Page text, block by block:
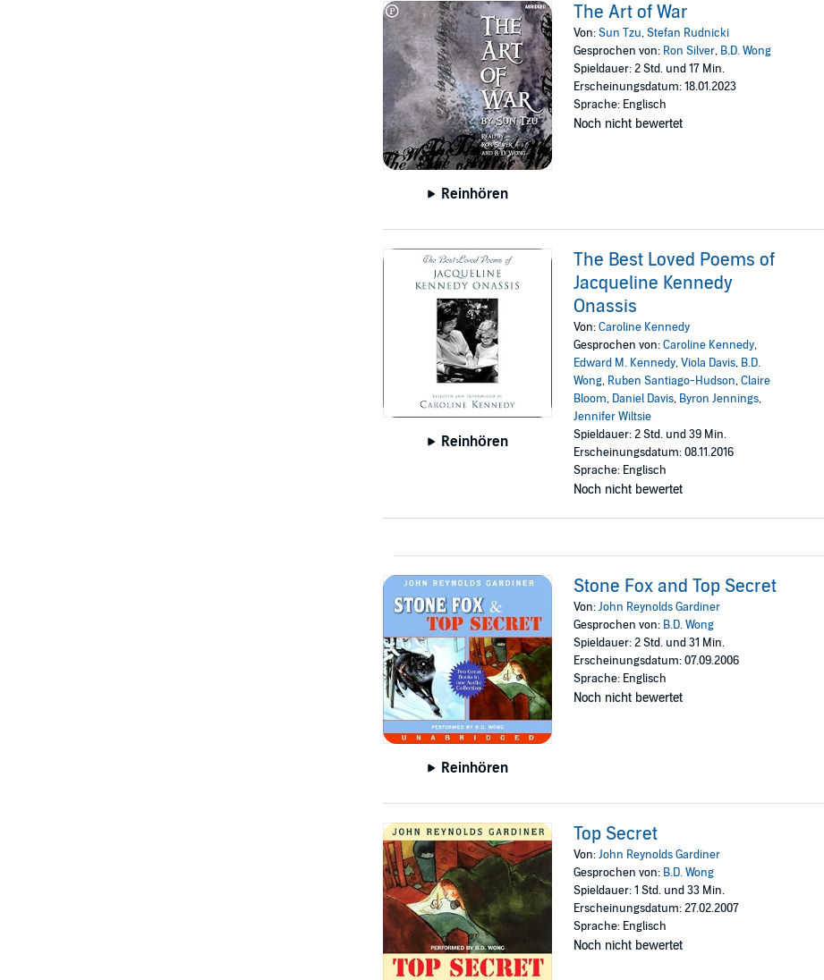
Reinhören
The Art of War
Von:Sun Tzu,Stefan Rudnicki
Gesprochen von: Ron Silver, B.D. Wong
Spieldauer: 2 Std. und 17 Min.
Erscheinungsdatum: 18.01.2023
Sprache: Englisch
Noch nicht bewertet
Reinhören
The Best Loved Poems of
Jacqueline Kennedy
Onassis
Von:Caroline Kennedy
Gesprochen von:Caroline Kennedy,
Edward M. Kennedy,Viola Davis, B.D.
Wong, Ruben Santiago-Hudson,Claire
Bloom, Daniel Davis, Byron Jennings,
Jennifer Wiltsie
Spieldauer: 2 Std. und 39 Min.
Erscheinungsdatum: 08.11.2016
Sprache: Englisch
Noch nicht bewertet
Reinhören
Stone Fox and Top Secret
Von:John Reynolds Gardiner
Gesprochen von: B.D. Wong
Spieldauer: 2 Std. und 31 Min.
Erscheinungsdatum: 07.09.2006
Sprache: Englisch
Noch nicht bewertet
Top Secret
Von:John Reynolds Gardiner
Gesprochen von: B.D. Wong
Spieldauer: 1 Std. und 33 Min.
Erscheinungsdatum: 27.02.2007
Sprache: Englisch
Noch nicht bewertet